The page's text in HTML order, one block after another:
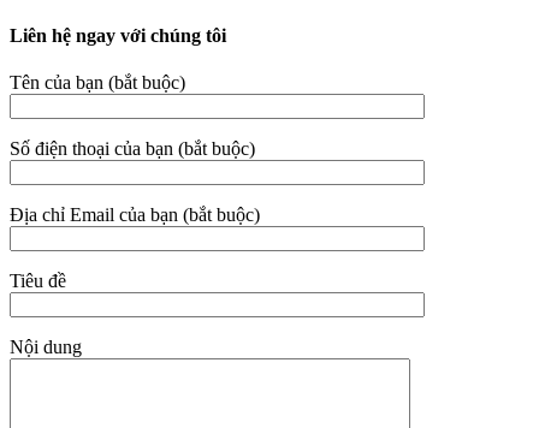
Liên hệ ngay với chúng tôi
Tên của bạn (bắt buộc)
Số điện thoại của bạn (bắt buộc)
Địa chỉ Email của bạn (bắt buộc)
Tiêu đề
Nội dung